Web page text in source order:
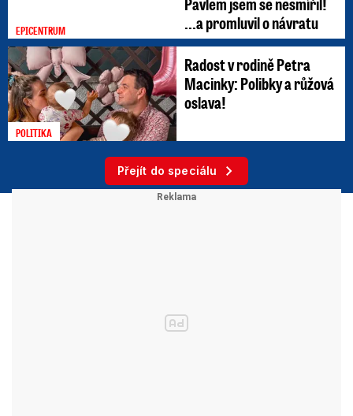
EPICENTRUM
...a promluvil o návratu
POLITIKA
Radost v rodině Petra
Macinky: Polibky a růžová
oslava!
Přejít do speciálu